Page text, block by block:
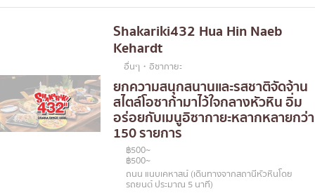
Shakariki432 Hua Hin Naeb
Kehardt
อื่นๆ・อิซากายะ
ยกความสนุกสนานและรสชาติจัดจ้าน
สไตล์โอซาก้ามาไว้ใจกลางหัวหิน อิ่ม
อร่อยกับเมนูอิซากายะหลากหลายกว่า
150 รายการ
฿500~
฿500~
ถนน แนบเคหาสน์ (เดินทางจากสถานีหัวหินโดย
รถยนต์ ประมาณ 5 นาที)